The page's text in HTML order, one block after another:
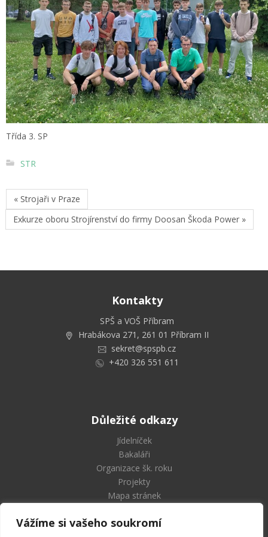
Vážíme si vašeho soukromí
Třída 3. SP
STR
« Strojaři v Praze
Exkurze oboru Strojírenství do firmy Doosan Škoda Power »
Kontakty
SPŠ a VOŠ Příbram
Hrabákova 271, 261 01 Příbram II
sekret@spspb.cz
+420 326 551 611
Důležité odkazy
Jídelníček
Bakaláři
Organizace šk. roku
Projekty
Mapa stránek